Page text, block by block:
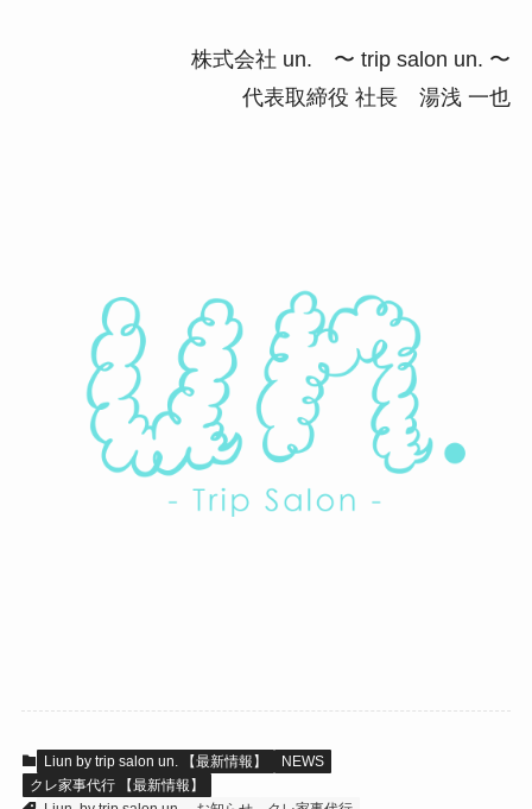
株式会社 un. 〜 trip salon un. 〜
代表取締役 社長 湯浅 一也
Liun by trip salon un. 【最新情報】
NEWS
クレ家事代行 【最新情報】